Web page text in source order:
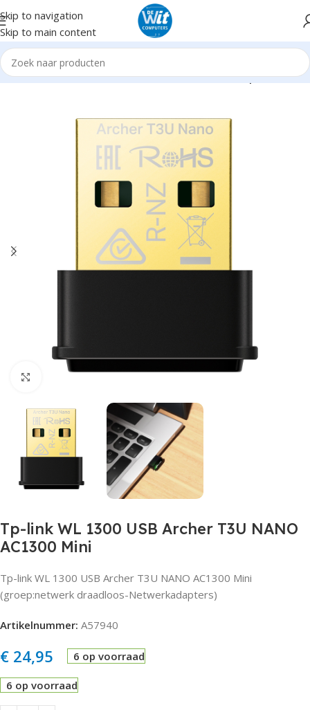
Skip to navigation
Skip to main content
Home Hardware netwerk draadloos Netwerkadapters
Click to enlarge
Tp-link WL 1300 USB Archer T3U NANO
AC1300 Mini
Tp-link WL 1300 USB Archer T3U NANO AC1300 Mini
(groep:netwerk draadloos-Netwerkadapters)
Artikelnummer: A57940
€ 24,95 6 op voorraad
6 op voorraad